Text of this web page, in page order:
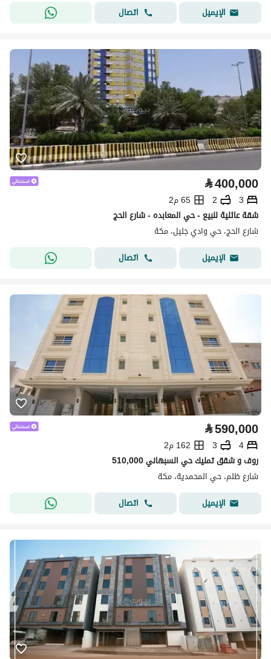
الإيميل
اتصال
⃁400,000
3
2
65 م2
شقة عائلية للبيع - حي المعابده - شارع الحج
شارع الحج، حي وادي جليل، مكة
الإيميل
اتصال
⃁590,000
4
3
162 م2
روف و شقق تمليك حي السبهاني 510,000
شارع ظلم، حي المحمدية، مكة
الإيميل
اتصال